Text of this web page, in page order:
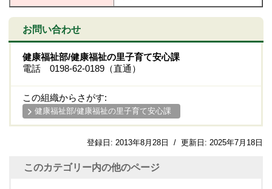
お問い合わせ
健康福祉部/健康福祉の里子育て安心課
電話 0198-62-0189（直通）
この組織からさがす:
健康福祉部/健康福祉の里子育て安心課
登録日: 2013年8月28日 / 更新日: 2025年7月18日
このカテゴリー内の他のページ